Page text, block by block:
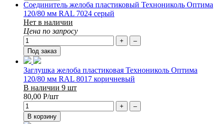
Соединитель желоба пластиковый Технониколь Оптима
120/80 мм RAL 7024 серый
Нет в наличии
Цена по запросу
+
–
Под заказ
Заглушка желоба пластиковая Технониколь Оптима
120/80 мм RAL 8017 коричневый
В наличии 9 шт
80,00 Р/шт
+
–
В корзину